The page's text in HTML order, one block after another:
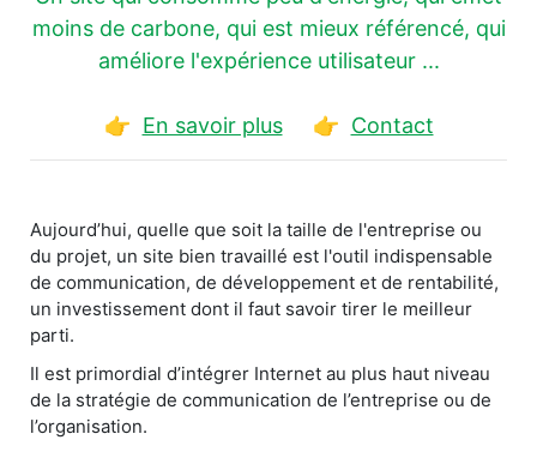
moins de carbone, qui est mieux référencé, qui
améliore l'expérience utilisateur ...
👉 En savoir plus 👉 Contact
Aujourd’hui, quelle que soit la taille de l'entreprise ou
du projet, un site bien travaillé est l'outil indispensable
de communication, de développement et de rentabilité,
un investissement dont il faut savoir tirer le meilleur
parti.
Il est primordial d’intégrer Internet au plus haut niveau
de la stratégie de communication de l’entreprise ou de
l’organisation.